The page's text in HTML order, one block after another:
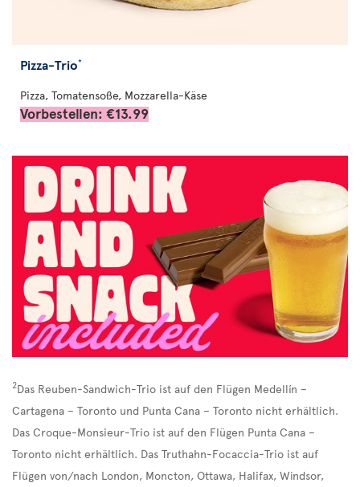
Pizza-Trio*
Pizza, Tomatensoße, Mozzarella-Käse
Vorbestellen: €13.99
2Das Reuben-Sandwich-Trio ist auf den Flügen Medellín –
Cartagena – Toronto und Punta Cana – Toronto nicht erhältlich.
Das Croque-Monsieur-Trio ist auf den Flügen Punta Cana –
Toronto nicht erhältlich. Das Truthahn-Focaccia-Trio ist auf
Flügen von/nach London, Moncton, Ottawa, Halifax, Windsor,